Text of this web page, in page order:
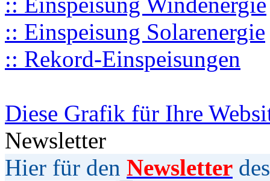
:: Einspeisung Solarenergie
:: Rekord-Einspeisungen
Diese Grafik für Ihre
Newsletter
Hier für den Newsletter